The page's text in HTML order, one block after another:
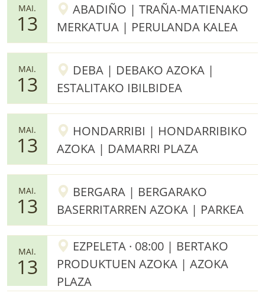
MAI.
13
ABADIÑO | TRAÑA-MATIENAKO
MERKATUA | PERULANDA KALEA
MAI.
13
DEBA | DEBAKO AZOKA |
ESTALITAKO IBILBIDEA
MAI.
13
HONDARRIBI | HONDARRIBIKO
AZOKA | DAMARRI PLAZA
MAI.
13
BERGARA | BERGARAKO
BASERRITARREN AZOKA | PARKEA
MAI.
13
EZPELETA · 08:00 | BERTAKO
PRODUKTUEN AZOKA | AZOKA
PLAZA